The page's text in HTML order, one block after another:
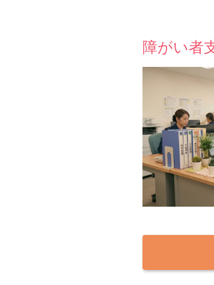
障がい者